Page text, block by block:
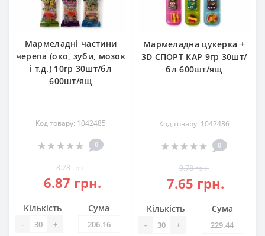
Мармеладні частини
черепа (око, зуби, мозок
і т.д.) 10гр 30шт/бл
600шт/ящ
Код товару: 1042485
0
8.78 грн.
6.87 грн.
Кількість
- +
Сума
Мармеладна цукерка +
3D СПОРТ КАР 9гр 30шт/
бл 600шт/ящ
Код товару: 1042486
0
9.78 грн.
7.65 грн.
Кількість
- +
Сума